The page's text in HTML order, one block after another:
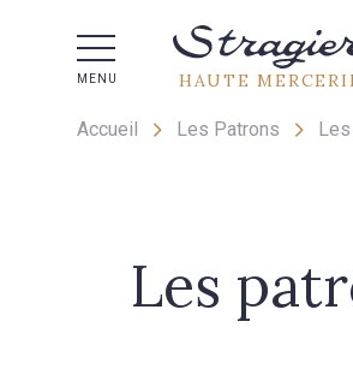
MENU HAUTE
Accueil Les Patrons
Les